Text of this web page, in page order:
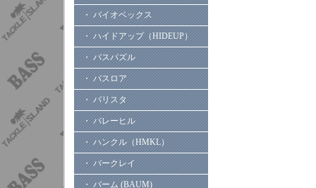
・ バイオベックス
・ ハイドアップ（HIDEUP）
・ バスパズル
・ バスロア
・ バリスタ
・ バレーヒル
・ ハンクル（HMKL）
・ バークレイ
・ バーム (BAUM)